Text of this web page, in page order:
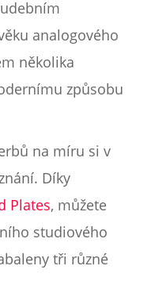
analogového
několika
způsobu
na míru si v
Díky
Plates, můžete
studiového
tři různé